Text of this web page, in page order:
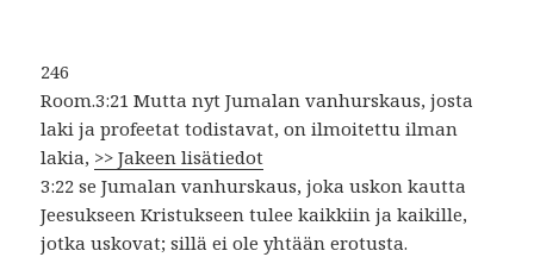
246
Room.3:21 Mutta nyt Jumalan vanhurskaus, josta
laki ja profeetat todistavat, on ilmoitettu ilman
lakia, >> Jakeen lisätiedot
3:22 se Jumalan vanhurskaus, joka uskon kautta
Jeesukseen Kristukseen tulee kaikkiin ja kaikille,
jotka uskovat; sillä ei ole yhtään erotusta.